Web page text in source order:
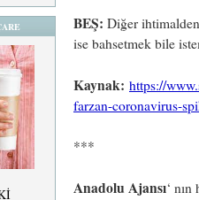
BEŞ: Diğer
ise bahsetmek bile
Kaynak: https://
farzan-coronavirus-
***
Anadolu Ajansı‘ nın